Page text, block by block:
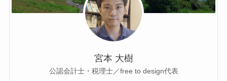
宮本 大樹
公認会計士・税理士／free to design代表